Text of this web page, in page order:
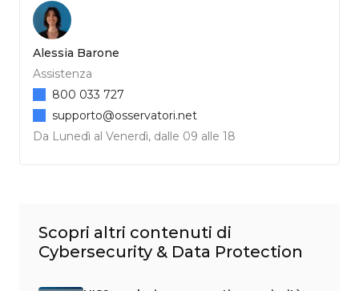
Alessia Barone
Assistenza
Da Lunedì al Venerdì, dalle 09 alle 18
800 033 727
supporto@osservatori.net
Scopri altri contenuti di
Cybersecurity & Data Protection